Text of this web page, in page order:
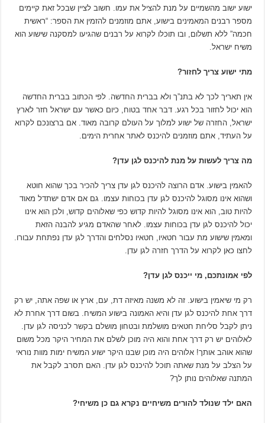
ישוע ישוב מהשמיים על מנת להציל את עמו. חשוב לציין שבכל זאת קיימים
מספר רבנים המאמינים בישוע, אתם מוזמנים להזמין את הספר: “ראשית
חכמה” ללא תשלום, ובו תוכלו לקרוא על רבנים שהגיעו למסקנה שישוע הוא
משיח ישראל.
מתי ישוע צריך לחזור?
אין תאריך לכך לא בתנ”ך ולא בברית החדשה. לפי הכתוב בברית החדשה
הוא יכול לחזור בכל רגע. דבר אחד בטוח, כיום כאשר עם ישראל חזר לארץ
ישראל, החזרה של ישוע למלוך על העולם קרובה מאוד. אם ברצונכם לקרוא
על העתיד, אתם מוזמנים להיכנס לאתר אחרית הימים.
מה צריך לעשות על מנת להיכנס לגן עדן?
להאמין בישוע. אדם הרוצה להיכנס לגן עדן צריך להכיר בכך שהוא חוטא
ושהוא אינו מסוגל להיכנס לגן עדן בכוחות עצמו. גם אם אדם ישתדל מאוד
להיות טוב, הוא אינו מסוגל להיות קדוש כפי שאלוהים קדוש, ולכן הוא אינו
יכול להיכנס לגן עדן בכוחות עצמו. לאחר שהאדם מגיע להבנה הזאת
ומאמין שישוע מת עבור חטאיו, חטאיו נסלחים והדרך לגן עדן נפתחת עבורו.
לחצו כאן לקרוא על הדרך חזרה לגן עדן.
לפי אמונתכם, מי ייכנס לגן עדן?
רק מי שיאמין בישוע. זה לא משנה מאיזה דת, עם, ארץ או שפה אתה, יש רק
דרך אחת להיכנס לגן עדן והיא האמונה בישוע המשיח. בשום דרך אחרת לא
ניתן לקבל סליחת חטאים מושלמת ובטחון מושלם בקשר לכניסה לגן עדן.
לאלוהים יש רק דרך אחת והוא היה מוכן לשלם את המחיר היקר מכל משום
שהוא אוהב אותך! אלוהים היה מוכן שבנו היקר ישוע המשיח ימות מוות נוראי
על הצלב על מנת שאתה תוכל להיכנס לגן עדן. האם תסרב לקבל את
המתנה שאלוהים נותן לך?
האם ילד שנולד להורים משיחיים נקרא גם כן משיחי?